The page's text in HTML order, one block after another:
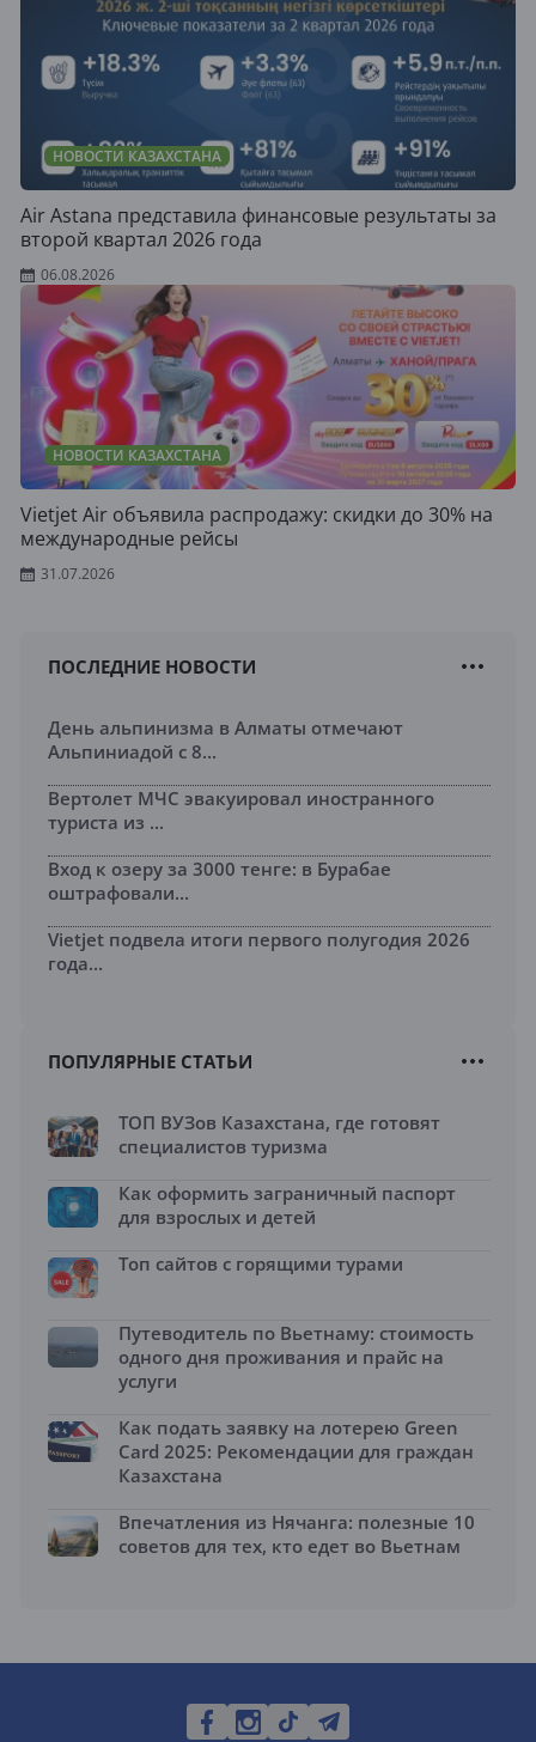
НОВОСТИ КАЗАХСТАНА
Air Astana представила финансовые результаты за
второй квартал 2026 года
06.08.2026
НОВОСТИ КАЗАХСТАНА
Vietjet Air объявила распродажу: скидки до 30% на
международные рейсы
31.07.2026
ПОСЛЕДНИЕ НОВОСТИ
День альпинизма в Алматы отмечают
Альпиниадой с 8...
Вертолет МЧС эвакуировал иностранного
туриста из ...
Вход к озеру за 3000 тенге: в Бурабае
оштрафовали...
Vietjet подвела итоги первого полугодия 2026
года...
ПОПУЛЯРНЫЕ СТАТЬИ
ТОП ВУЗов Казахстана, где готовят
специалистов туризма
Как оформить заграничный паспорт
для взрослых и детей
Топ сайтов с горящими турами
Путеводитель по Вьетнаму: стоимость
одного дня проживания и прайс на
услуги
Как подать заявку на лотерею Green
Card 2025: Рекомендации для граждан
Казахстана
Впечатления из Нячанга: полезные 10
советов для тех, кто едет во Вьетнам